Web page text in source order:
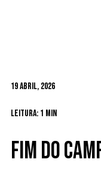
19 Abril, 2026
Leitura: 1 min
Fim do